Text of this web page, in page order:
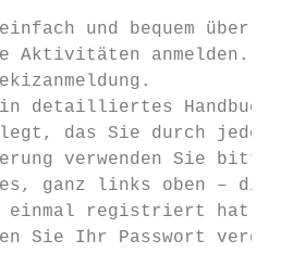
und bequem über
Aktivitäten anmelden.
detailliertes Handbuch
das Sie durch
verwenden Sie
ganz links oben –
einmal registriert hat,
Sie Ihr Passwort